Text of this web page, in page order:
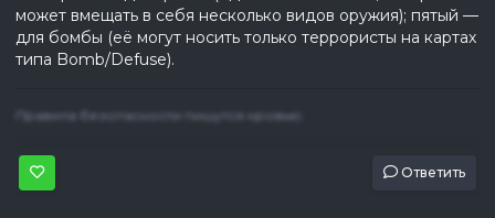
может вмещать в себя несколько видов оружия); пятый —
для бомбы (её могут носить только террористы на картах
типа Bomb/Defuse).
Правила безопасности пишутся кровью.
Ответить